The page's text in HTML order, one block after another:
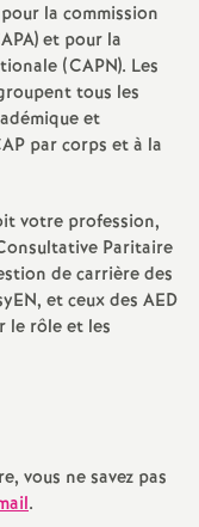
s
e
i
g
n
e
e
pour la commission
) et pour la
(CAPN). Les
tous les
et
par corps et à la
votre profession,
Paritaire
de carrière des
et ceux des AED
le rôle et les
vous ne savez pas
.